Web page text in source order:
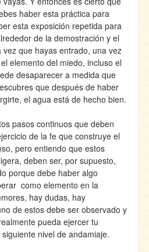
haber esta práctica para
esta exposición repetida para
de la demostración y el
que hayas entrado, una vez
elemento del miedo, incluso el
desaparecer a medida que
que después de haber
el agua está de hecho bien.
pasos continuos que deben
de la fe que construye el
pero entiendo que estos
deben ser, por supuesto,
porque debe haber algo
como elemento en la
hay dudas, hay
de estos debe ser observado y
pueda ejercer tu
nivel de andamiaje.